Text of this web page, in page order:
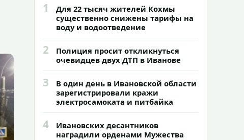
1
Для 22 тысяч жителей Кохмы
существенно снижены тарифы на
воду и водоотведение
2
Полиция просит откликнуться
очевидцев двух ДТП в Иванове
3
В один день в Ивановской области
зарегистрировали кражи
электросамоката и питбайка
4
Ивановских десантников
наградили орденами Мужества